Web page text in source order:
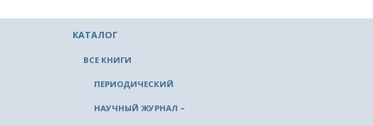
КАТАЛОГ
ВСЕ КНИГИ
ПЕРИОДИЧЕСКИЙ
НАУЧНЫЙ ЖУРНАЛ –